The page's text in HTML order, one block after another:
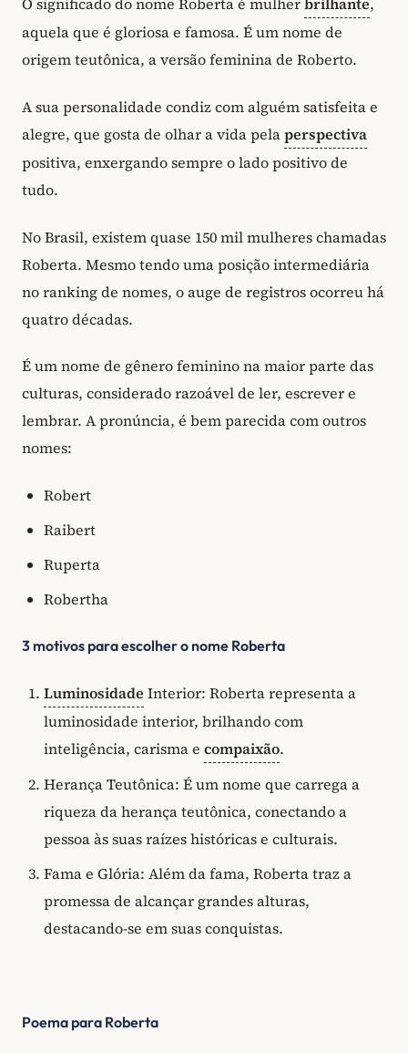
aquela que é gloriosa e famosa. É um nome de
origem teutônica, a versão feminina de Roberto.
A sua personalidade condiz com alguém satisfeita e
alegre, que gosta de olhar a vida pelaperspectiva
positiva, enxergando sempre o lado positivo de
tudo.
No Brasil, existem quase 150 mil mulheres chamadas
Roberta. Mesmo tendo uma posição intermediária
no ranking de nomes, o auge de registros ocorreu há
quatro décadas.
É um nome de gênero feminino na maior parte das
culturas, considerado razoável de ler, escrever e
lembrar. A pronúncia, é bem parecida com outros
nomes:
Robert
Raibert
Ruperta
Robertha
3 motivos para escolher o nome Roberta
Luminosidade Interior: Roberta representa a
luminosidade interior, brilhando com
inteligência, carisma e compaixão.
Herança Teutônica: É um nome que carrega a
riqueza da herança teutônica, conectando a
pessoa às suas raízes históricas e culturais.
Fama e Glória: Além da fama, Roberta traz a
promessa de alcançar grandes alturas,
destacando-se em suas conquistas.
Poema para Roberta